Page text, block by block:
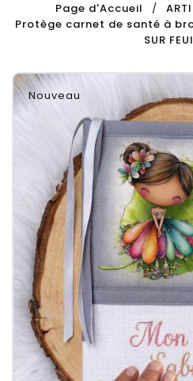
Page d'Accueil
Protège carnet de santé à
SUR
Nouveau